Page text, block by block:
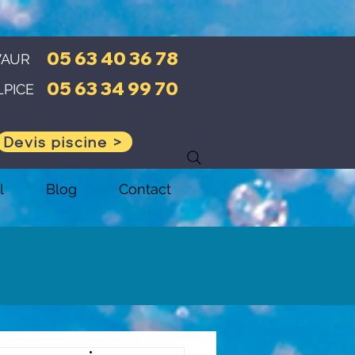
05 63 40 36 78
05 63 34 99 70
Devis piscine >
Blog Contact